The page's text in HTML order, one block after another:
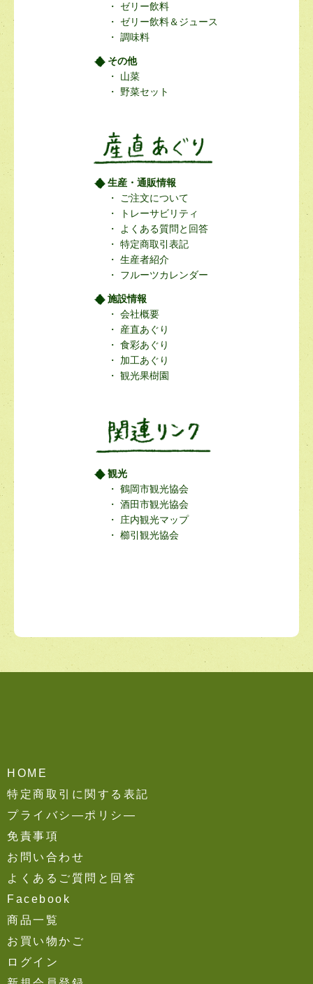
ゼリー飲料
ゼリー飲料＆ジュース
調味料
その他
山菜
野菜セット
生産・通販情報
ご注文について
トレーサビリティ
よくある質問と回答
特定商取引表記
生産者紹介
フルーツカレンダー
施設情報
会社概要
産直あぐり
食彩あぐり
加工あぐり
観光果樹園
観光
鶴岡市観光協会
酒田市観光協会
庄内観光マップ
櫛引観光協会
HOME
特定商取引に関する表記
プライバシ―ポリシ―
免責事項
お問い合わせ
よくあるご質問と回答
Facebook
商品一覧
お買い物かご
ログイン